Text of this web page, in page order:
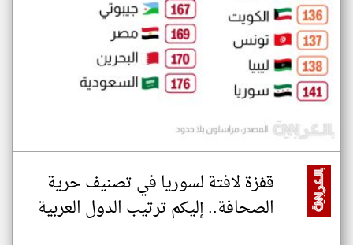
قفزة لافتة لسوريا في تصنيف حرية
الصحافة.. إليكم ترتيب الدول العربية